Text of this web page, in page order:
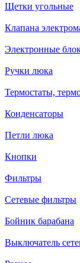
Щетки угольные
Клапана
Электронные
Ручки люка
Термостаты,
Конденсаторы
Петли люка
Кнопки
Фильтры
Сетевые фильтры
Бойник барабана
Выключатель